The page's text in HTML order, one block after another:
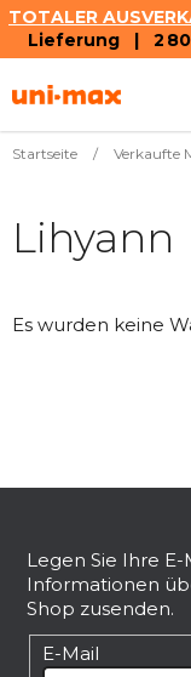
TOTALER
Lieferung | 2
Inhalt
Startseite / Verkaufte
Lihyann
Es wurden keine
Legen Sie Ihre
Informationen
Shop zusenden.
E-Mail